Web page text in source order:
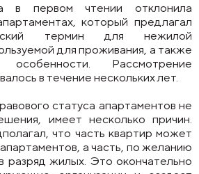
в первом чтении отклонила
который предлагал
термин для нежилой
для проживания, а также
Рассмотрение
в течение нескольких лет.
статуса апартаментов не
имеет несколько причин.
что часть квартир может
а часть, по желанию
разряд жилых. Это окончательно